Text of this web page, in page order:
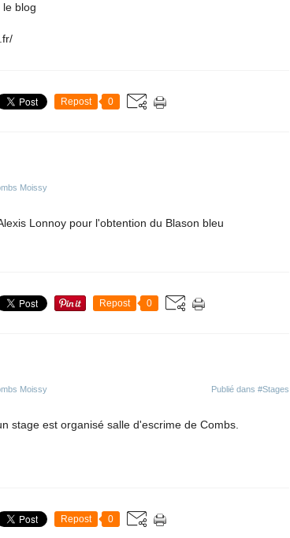
blog
Repost 0
Moissy
Lonnoy pour l'obtention du Blason bleu
Repost 0
Moissy Publié dans #Stages
stage est organisé salle d'escrime de Combs.
Repost 0